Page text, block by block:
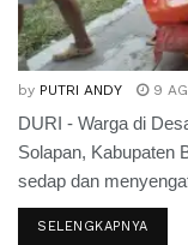
by PUTRI ANDY 9
DURI - Warga di
Solapan, Kabupaten
sedap dan
SELENGKAPNYA